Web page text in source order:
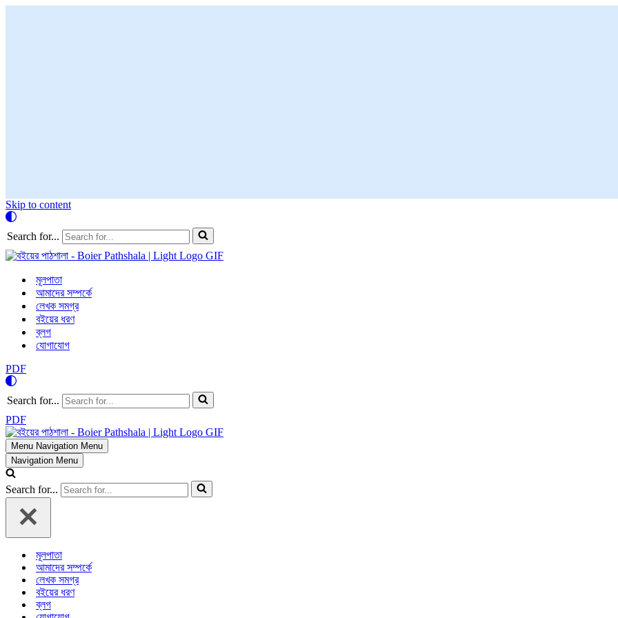
Skip to content
Search for...
মূলপাতা
আমাদের সম্পর্কে
লেখক সমগ্র
বইয়ের ধরণ
ব্লগ
যোগাযোগ
PDF
Search for...
PDF
Menu Navigation Menu
Navigation Menu
Search for...
মূলপাতা
আমাদের সম্পর্কে
লেখক সমগ্র
বইয়ের ধরণ
ব্লগ